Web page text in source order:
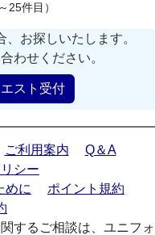
25件目）
お探しいたします。
わせください。
スト受付
ご利用案内
Q＆A
シー
めに
ポイント規約
するご相談は、ユニフォ